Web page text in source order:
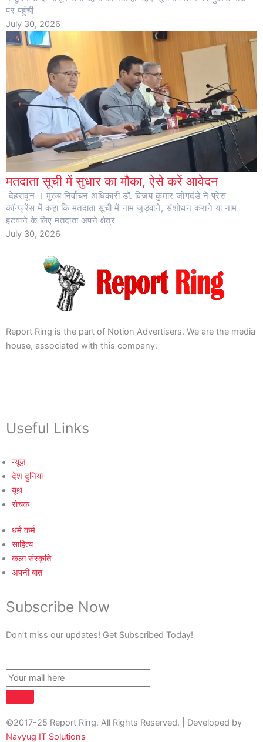
पर पहुंची
July 30, 2026
मतदाता सूची में सुधार का मौका, ऐसे करें आवेदन
देहरादून । मुख्य निर्वाचन अधिकारी डॉ. विजय कुमार जोगदंडे ने प्रेस
कॉन्फ्रेंस में कहा कि मतदाता सूची में नाम जुड़वाने, संशोधन कराने या नाम
हटवाने के लिए मतदाता अपने क्षेत्र
July 30, 2026
Report Ring is the part of Notion Advertisers. We are the media
house, associated with this company.
Useful Links
न्यूज़
देश दुनिया
यूथ
रोचक
धर्म कर्म
साहित्य
कला संस्कृति
अपनी बात
Subscribe Now
Don’t miss our updates! Get Subscribed Today!
©2017-25 Report Ring. All Rights Reserved. | Developed by
Navyug IT Solutions